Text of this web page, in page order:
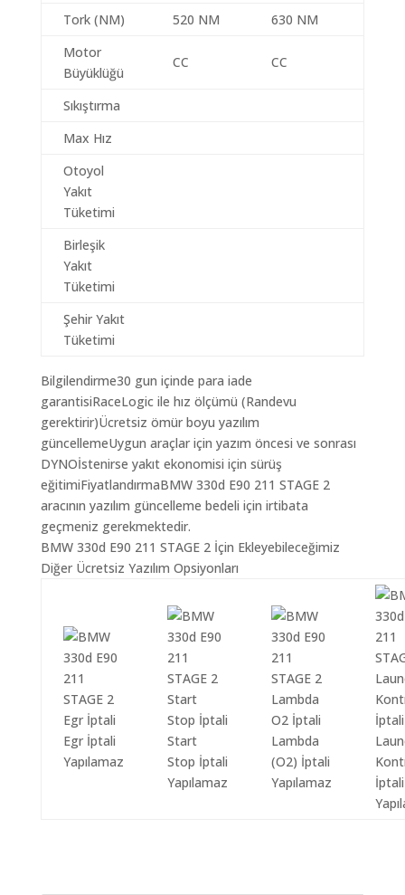
Tork (NM)
520 NM
630 NM
Motor
Büyüklüğü
CC CC
Sıkıştırma
Max Hız
Otoyol
Yakıt
Tüketimi
Birleşik
Yakıt
Tüketimi
Şehir Yakıt
Tüketimi
Bilgilendirme30 gun içinde para iade
garantisiRaceLogic ile hız ölçümü (Randevu
gerektirir)Ücretsiz ömür boyu yazılım
güncellemeUygun araçlar için yazım öncesi ve sonrası
DYNOİstenirse yakıt ekonomisi için sürüş
eğitimiFiyatlandırmaBMW 330d E90 211 STAGE 2
aracının yazılım güncelleme bedeli için irtibata
geçmeniz gerekmektedir.
BMW 330d E90 211 STAGE 2 İçin Ekleyebileceğimiz
Diğer Ücretsiz Yazılım Opsiyonları
Egr İptali
Yapılamaz
Start
Stop İptali
Yapılamaz
Lambda
(O2) İptali
Yapılamaz
İptali